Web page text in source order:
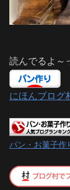
読んでるよ～
にほんブログ
パン・お菓子作